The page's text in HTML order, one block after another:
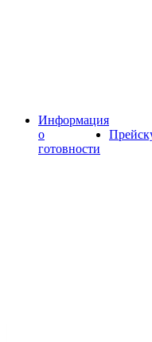
Информация
о
готовности